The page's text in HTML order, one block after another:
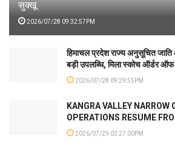
सुक्खू
2026/07/28 09:32:57PM
हिमाचल प्रदेश राज्य अनुसूचित जाति
बड़ी उपलब्धि, मिला स्कोच ऑर्डर ऑफ
2026/07/28 09:29:55PM
KANGRA VALLEY NARROW
OPERATIONS RESUME
2026/07/29 03:27:00PM